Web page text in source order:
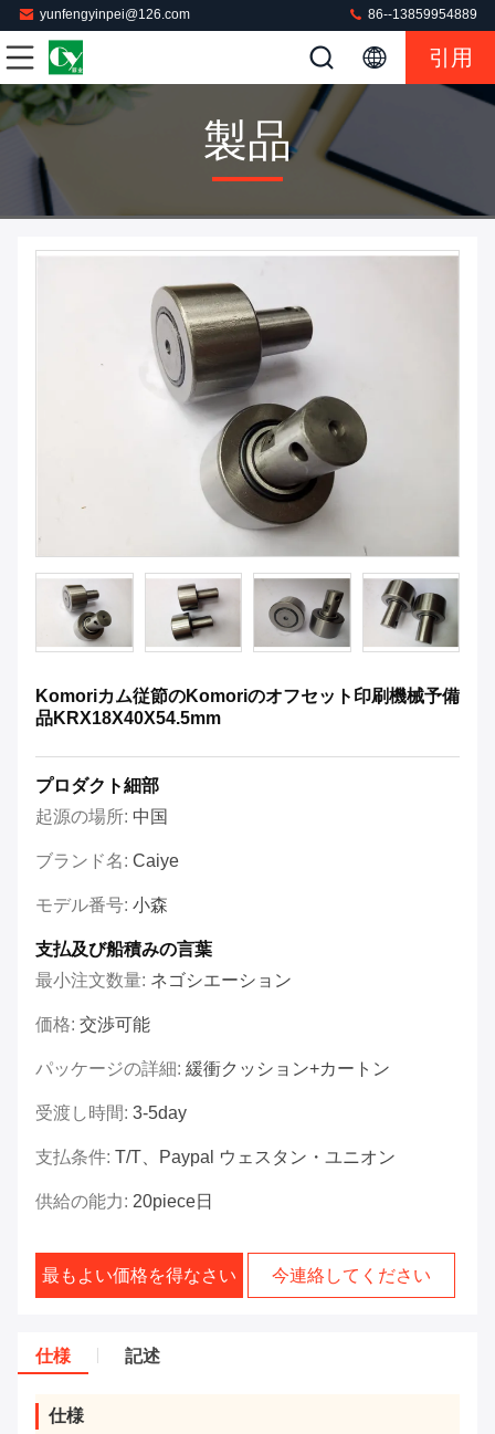
yunfengyinpei@126.com 86--13859954889
引用
製品
Komoriカム従節のKomoriのオフセット印刷機械予備
品KRX18X40X54.5mm
プロダクト細部
起源の場所: 中国
ブランド名: Caiye
モデル番号: 小森
支払及び船積みの言葉
最小注文数量: ネゴシエーション
価格: 交渉可能
パッケージの詳細: 緩衝クッション+カートン
受渡し時間: 3-5day
支払条件: T/T、paypal ウェスタン・ユニオン
供給の能力: 20piece日
最もよい価格を得なさい 今連絡してください
仕様 記述
仕様